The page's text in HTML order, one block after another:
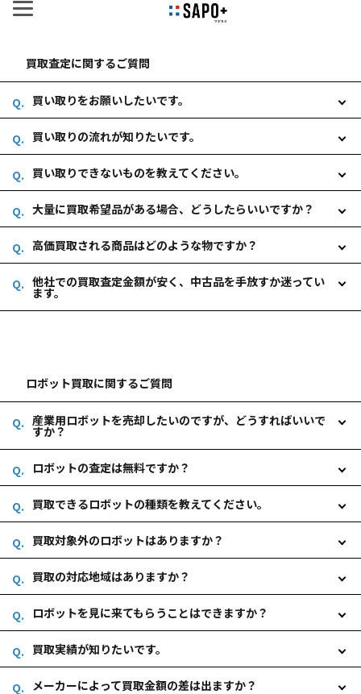
買取査定に関するご質問
買い取りをお願いしたいです。
買い取りの流れが知りたいです。
買い取りできないものを教えてください。
大量に買取希望品がある場合、どうしたらいいですか？
高価買取される商品はどのような物ですか？
他社での買取査定金額が安く、中古品を手放すか迷ってい
ます。
ロボット買取に関するご質問
産業用ロボットを売却したいのですが、どうすればいいで
すか？
ロボットの査定は無料ですか？
買取できるロボットの種類を教えてください。
買取対象外のロボットはありますか？
買取の対応地域はありますか？
ロボットを見に来てもらうことはできますか？
買取実績が知りたいです。
メーカーによって買取金額の差は出ますか？